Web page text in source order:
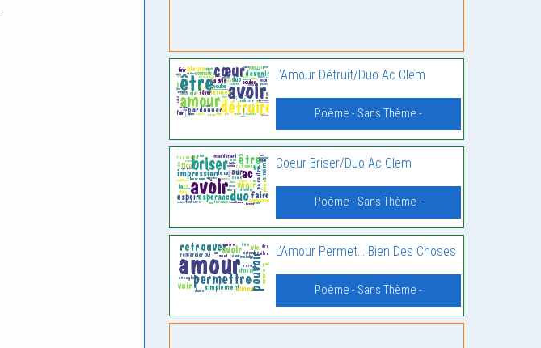
L’Amour Détruit/Duo Ac Clem
Poème - Sans Thème -
Coeur Briser/Duo Ac Clem
Poème - Sans Thème -
L’Amour Permet… Bien Des Choses
Poème - Sans Thème -